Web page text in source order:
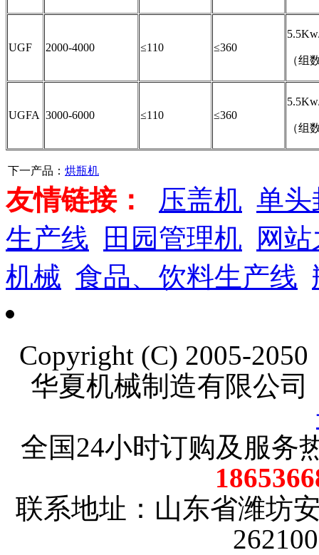
UGF 2000-4000 ≤110 ≤360
（组
UGFA 3000-6000 ≤110 ≤360
（组
下一产品： 烘瓶机
友情链接： 压盖机 单头
生产线
田园管理机
网
机械 食品、饮料生产线
Copyright (C) 2005-
华夏机械制造有限公
全国24小时订购及服务
联系地址：山东省潍坊